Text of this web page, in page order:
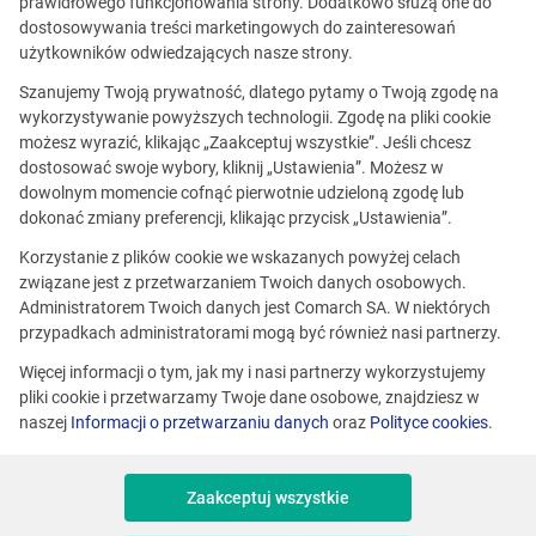
Ta oferta jest już
nieaktualna.
Zobacz podobne oferty
Różne lokalizacje
(BSS/OSS – Telco)
dostosowywania treści marketingowych do zainteresowań
użytkowników odwiedzających nasze strony.
Szanujemy Twoją prywatność, dlatego pytamy o Twoją zgodę na
wykorzystywanie powyższych technologii. Zgodę na pliki cookie
możesz wyrazić, klikając „Zaakceptuj wszystkie”. Jeśli chcesz
dostosować swoje wybory, kliknij „Ustawienia”. Możesz w
dowolnym momencie cofnąć pierwotnie udzieloną zgodę lub
dokonać zmiany preferencji, klikając przycisk „Ustawienia”.
Korzystanie z plików cookie we wskazanych powyżej celach
związane jest z przetwarzaniem Twoich danych osobowych.
Administratorem Twoich danych jest Comarch SA. W niektórych
przypadkach administratorami mogą być również nasi partnerzy.
Więcej informacji o tym, jak my i nasi partnerzy wykorzystujemy
pliki cookie i przetwarzamy Twoje dane osobowe, znajdziesz w
naszej Informacji o przetwarzaniu danych oraz Polityce cookies.
Zaakceptuj wszystkie